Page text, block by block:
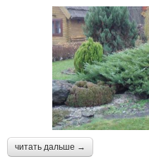
читать дальше →